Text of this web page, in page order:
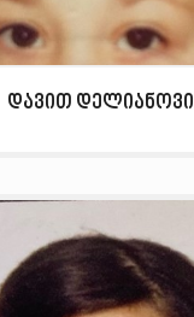
დავით დელიანოვი